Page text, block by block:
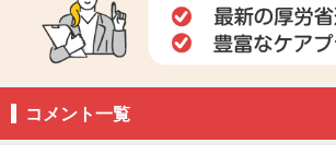
コメント一覧